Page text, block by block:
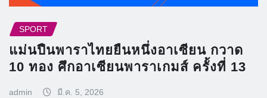
SPORT
แม่นปืนพาราไทยยืนหนึ่งอาเซียน กวาด
10 ทอง ศึกอาเซียนพาราเกมส์ ครั้งที่ 13
admin มี.ค. 5, 2026